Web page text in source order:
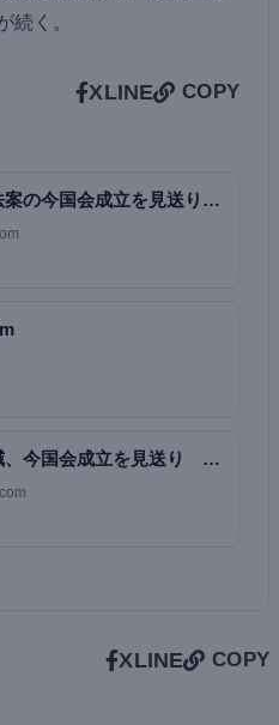
続く。
XLINE COPY
案の今国会成立を見送り
、…
、今国会成立を見送り 典
都…
XLINE COPY